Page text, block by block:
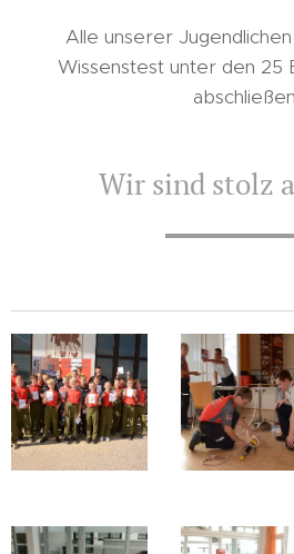
Alle unserer
Wissenstest unter den
Wir sind stolz